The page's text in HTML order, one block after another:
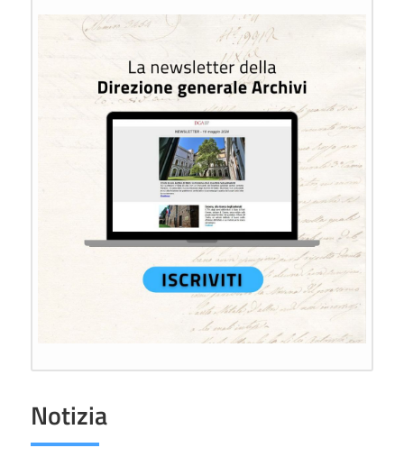
Notizia